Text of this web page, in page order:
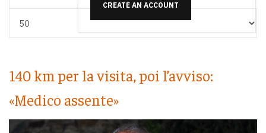
CREATE AN ACCOUNT
140 km per la visita, poi l’avviso:
«Medico assente»